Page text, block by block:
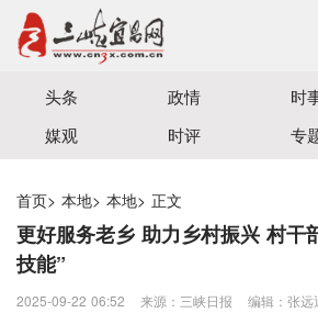
宜昌三峡融媒体中心主办
头条 政情 时
媒观
时评 专
首页> 本地> 本地> 正文
更好服务老乡 助力乡村振兴 村干
技能”
2025-09-22 06:52 来源：三峡日报 编辑：张远